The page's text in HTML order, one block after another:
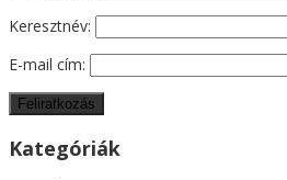
Keresztnév:
E-mail cím:
Kategóriák